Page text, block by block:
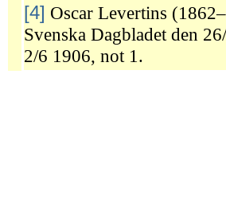
[4] Oscar Levertins
Svenska Dagbladet den
2/6 1906, not 1.